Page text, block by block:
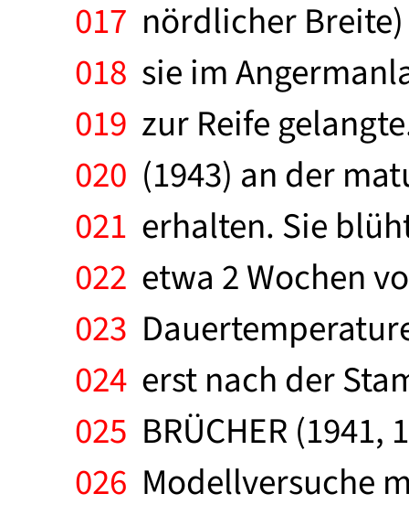
017 nördlicher
018 sie im
019 zur Reife
020 (1943) an der
021 erhalten. Sie
022 etwa 2 Wochen
023
024 erst nach der
025 BRÜCHER
026 Modellversuche